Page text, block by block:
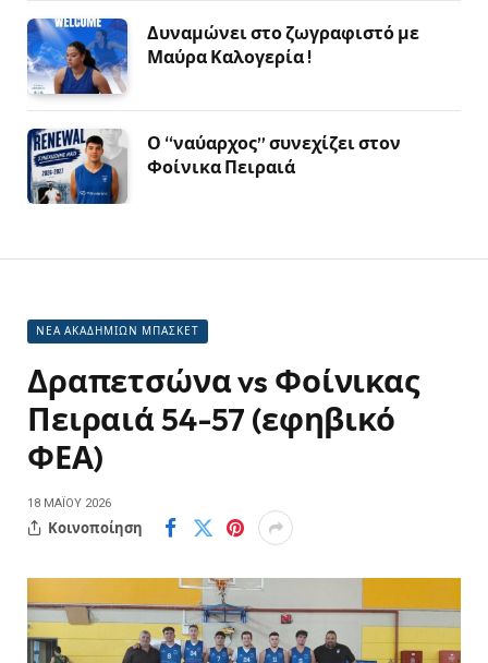
Δυναμώνει στο ζωγραφιστό με
Μαύρα Καλογερία !
Ο “ναύαρχος” συνεχίζει στον
Φοίνικα Πειραιά
ΝΕΑ ΑΚΑΔΗΜΙΩΝ ΜΠΑΣΚΕΤ
Δραπετσώνα vs Φοίνικας
Πειραιά 54-57 (εφηβικό
ΦΕΑ)
18 ΜΑΪ́ΟΥ 2026
Κοινοποίηση